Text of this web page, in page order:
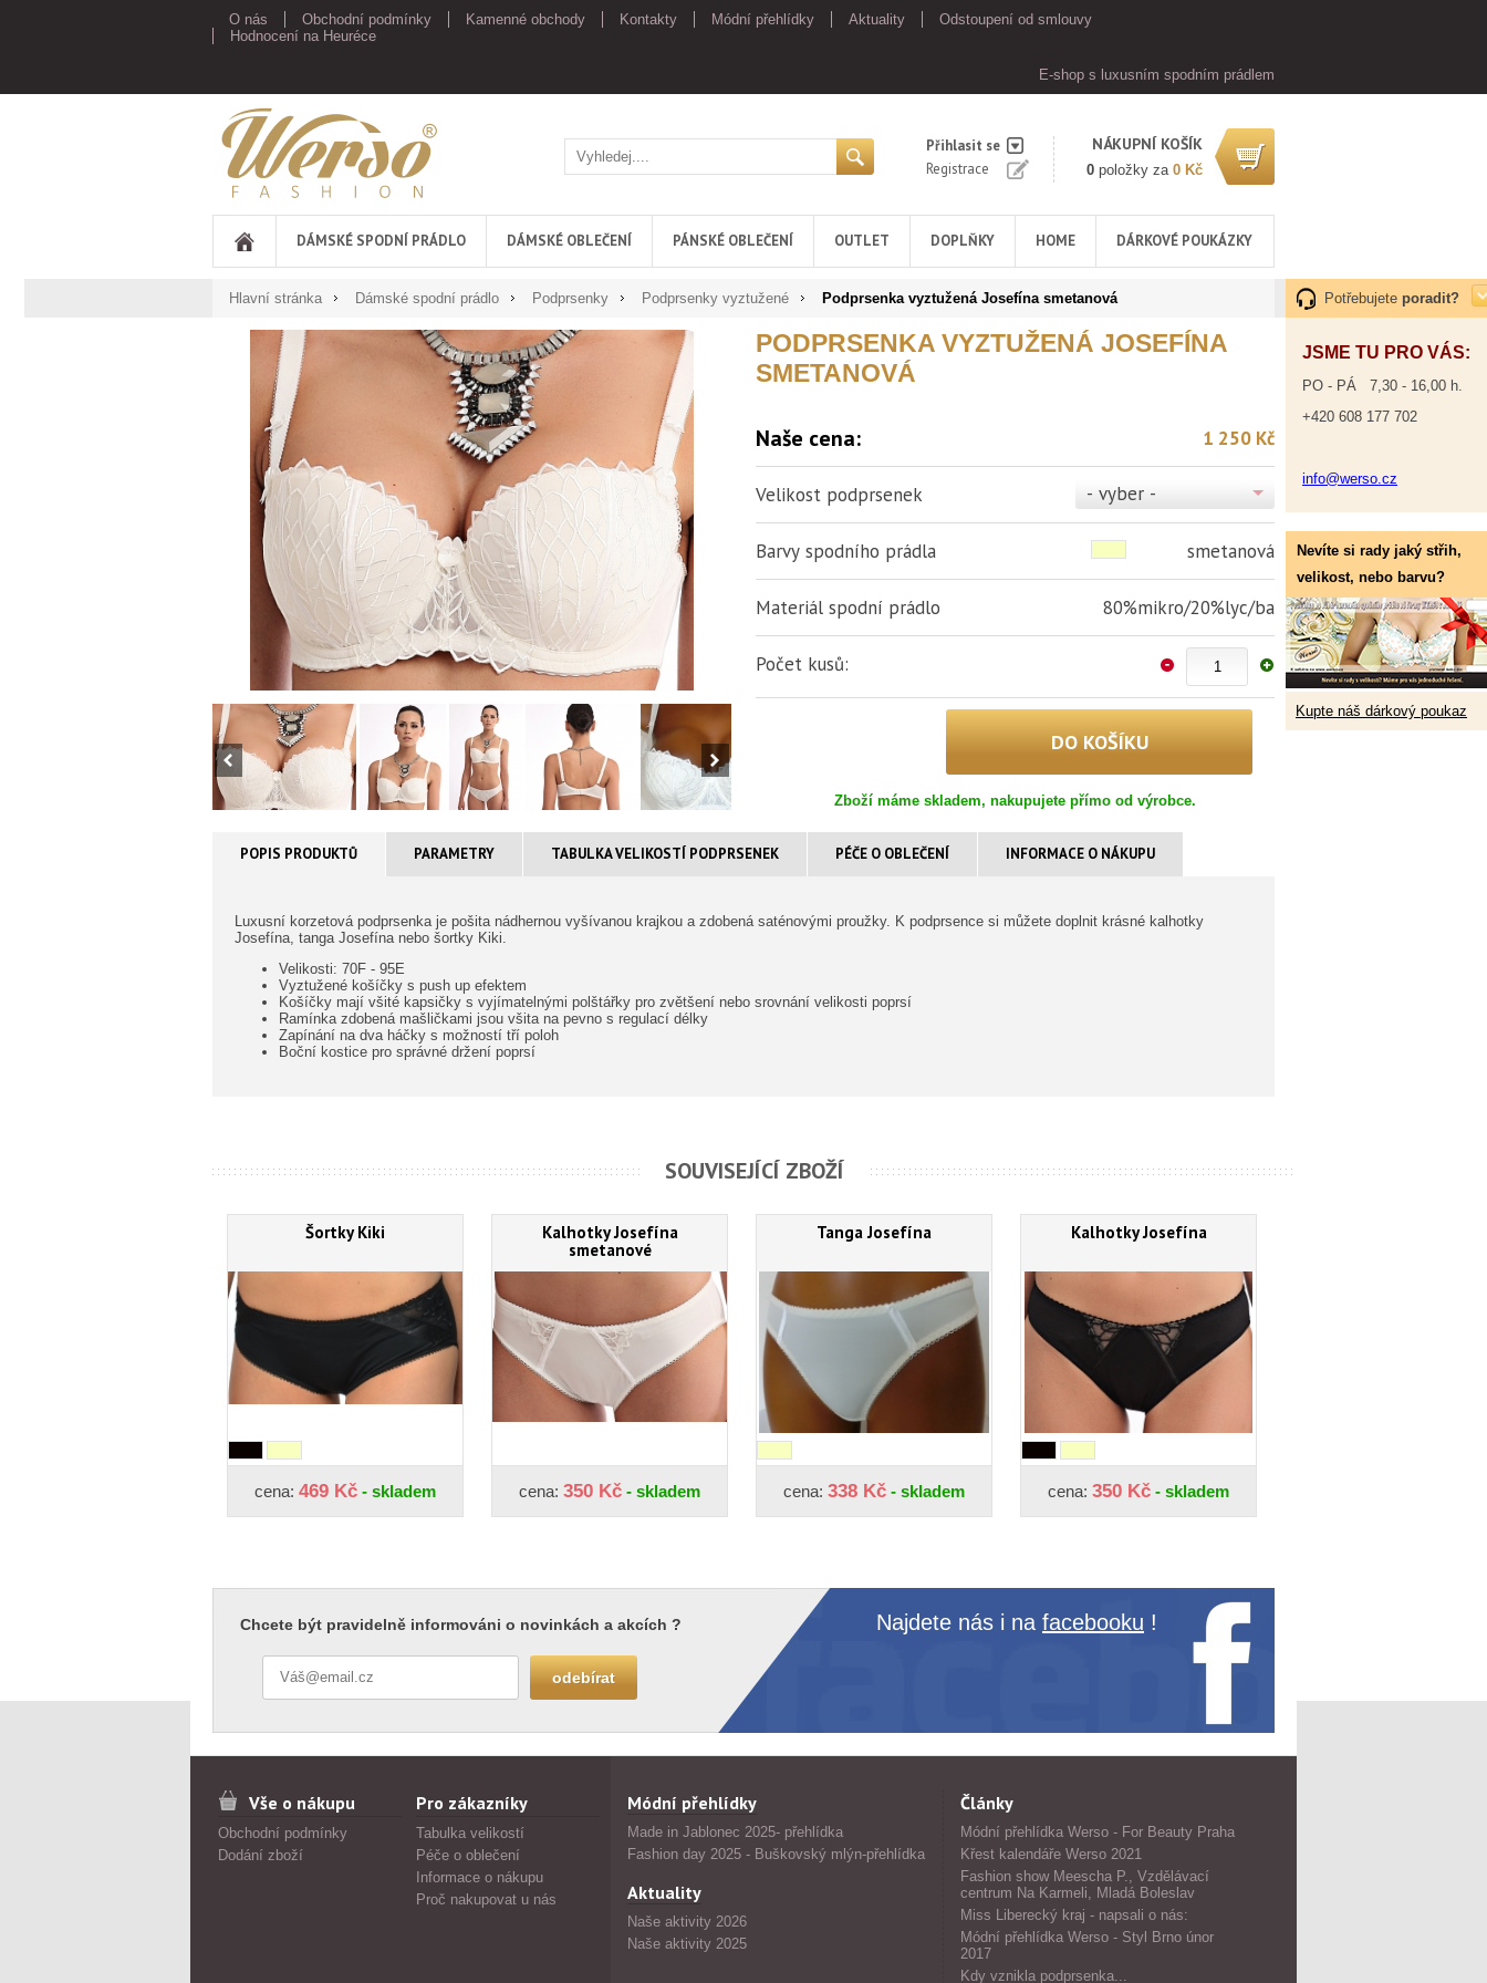
O nás Obchodní podmínky Kamenné obchody Kontakty Módní přehlídky Aktuality
Odstoupení od smlouvy
Hodnocení na Heuréce
E-shop s luxusním spodním prádlem
Werso
Přihlasit se
Registrace
NÁKUPNÍ KOŠÍK
0 položky za 0 Kč
DÁMSKÉ SPODNÍ PRÁDLO DÁMSKÉ OBLEČENÍ PÁNSKÉ OBLEČENÍ OUTLET DOPLŇKY HOME DÁRKOVÉ POUKÁZKY
Potřebujete poradit?
JSME TU PRO VÁS:
PO - PÁ 7,30 - 16,00 h.
+420 608 177 702
info@werso.cz
Nevíte si rady jaký střih,
velikost, nebo barvu?
Kupte náš dárkový poukaz
Hlavní stránka Dámské spodní prádlo Podprsenky Podprsenky vyztužené Podprsenka vyztužená Josefína smetanová
PODPRSENKA VYZTUŽENÁ JOSEFÍNA
SMETANOVÁ
Naše cena: 1 250 Kč
Velikost podprsenek - vyber -
Barvy spodního prádla smetanová
Materiál spodní prádlo 80%mikro/20%lyc/ba
Počet kusů:
Zboží máme skladem, nakupujete přímo od výrobce.
POPIS PRODUKTŮ PARAMETRY TABULKA VELIKOSTÍ PODPRSENEK PÉČE O OBLEČENÍ INFORMACE O NÁKUPU
Luxusní korzetová podprsenka je pošita nádhernou vyšívanou krajkou a zdobená saténovými proužky. K podprsence si můžete doplnit krásné kalhotky
Josefína, tanga Josefína nebo šortky Kiki.
Velikosti: 70F - 95E
Vyztužené košíčky s push up efektem
Košíčky mají všité kapsičky s vyjímatelnými polštářky pro zvětšení nebo srovnání velikosti poprsí
Ramínka zdobená mašličkami jsou všita na pevno s regulací délky
Zapínání na dva háčky s možností tří poloh
Boční kostice pro správné držení poprsí
SOUVISEJÍCÍ ZBOŽÍ
Šortky Kiki
cena: 469 Kč - skladem
Kalhotky Josefína
smetanové
cena: 350 Kč - skladem
Tanga Josefína
cena: 338 Kč - skladem
Kalhotky Josefína
cena: 350 Kč - skladem
Chcete být pravidelně informováni o novinkách a akcích ? Najdete nás i na facebooku !
Vše o nákupu
Obchodní podmínky
Dodání zboží
Pro zákazníky
Tabulka velikostí
Péče o oblečení
Informace o nákupu
Proč nakupovat u nás
Módní přehlídky
Made in Jablonec 2025- přehlídka
Fashion day 2025 - Buškovský mlýn-přehlídka
Aktuality
Naše aktivity 2026
Naše aktivity 2025
Články
Módní přehlídka Werso - For Beauty Praha
Křest kalendáře Werso 2021
Fashion show Meescha P., Vzdělávací
centrum Na Karmeli, Mladá Boleslav
Miss Liberecký kraj - napsali o nás:
Módní přehlídka Werso - Styl Brno únor
2017
Kdy vznikla podprsenka...